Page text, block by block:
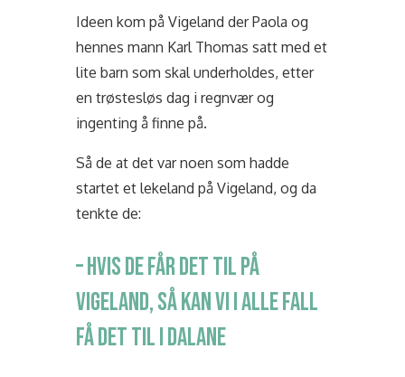
Ideen kom på Vigeland der Paola og
hennes mann Karl Thomas satt med et
lite barn som skal underholdes, etter
en trøstesløs dag i regnvær og
ingenting å finne på.
Så de at det var noen som hadde
startet et lekeland på Vigeland, og da
tenkte de:
– HVIS DE FÅR DET TIL PÅ
VIGELAND, SÅ KAN VI I ALLE FALL
FÅ DET TIL I DALANE